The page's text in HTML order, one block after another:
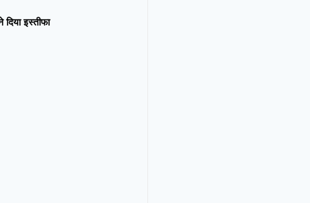
दिया इस्तीफा